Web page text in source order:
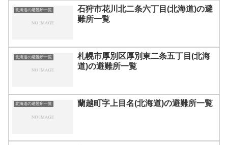
北海道の避難所一覧
石狩市花川北二条六丁目(北海道)の避
難所一覧
北海道の避難所一覧
札幌市厚別区厚別東二条五丁目(北海
道)の避難所一覧
北海道の避難所一覧 蘭越町字上目名(北海道)の避難所一覧